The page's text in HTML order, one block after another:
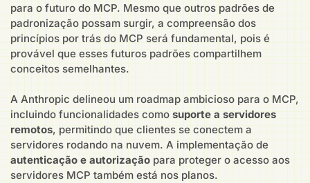
para o futuro do MCP. Mesmo que outros padrões de
padronização possam surgir, a compreensão dos
princípios por trás do MCP será fundamental, pois é
provável que esses futuros padrões compartilhem
conceitos semelhantes.
A Anthropic delineou um roadmap ambicioso para o MCP,
incluindo funcionalidades como suporte a servidores
remotos, permitindo que clientes se conectem a
servidores rodando na nuvem. A implementação de
autenticação e autorização para proteger o acesso aos
servidores MCP também está nos planos.